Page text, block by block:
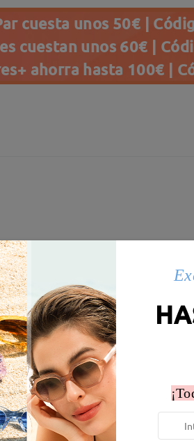
cuesta unos 50€ |
cuestan unos 60€ |
ahorra hasta 100€ |
138 mm (Largo) Diametro de
No Material de